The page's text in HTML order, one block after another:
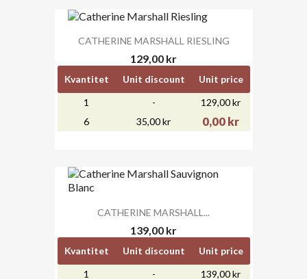
CATHERINE MARSHALL RIESLING
129,00 kr
Kvantitet Unit discount
Unit price
1
-
129,00 kr
6
35,00 kr 0,00 kr
CATHERINE MARSHALL...
139,00 kr
Kvantitet Unit discount
Unit price
1
-
139,00 kr